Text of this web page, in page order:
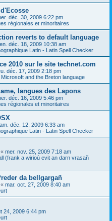
déc. 30, 2009 6:22 pm
régionales et minoritaires
reverts to default language
déc. 18, 2009 10:38 am
Latin - Latin Spell Checker
2010 sur le site technet.com
déc. 17, 2009 2:18 pm
and the Breton language
langues des Lapons
déc. 16, 2009 5:46 pm
régionales et minoritaires
déc. 12, 2009 6:33 am
Latin - Latin Spell Checker
« mer. nov. 25, 2009 7:18 am
(frank a wirioù evit an darn vrasañ
da bellgargañ
« mar. oct. 27, 2009 8:40 am
24, 2009 6:44 pm